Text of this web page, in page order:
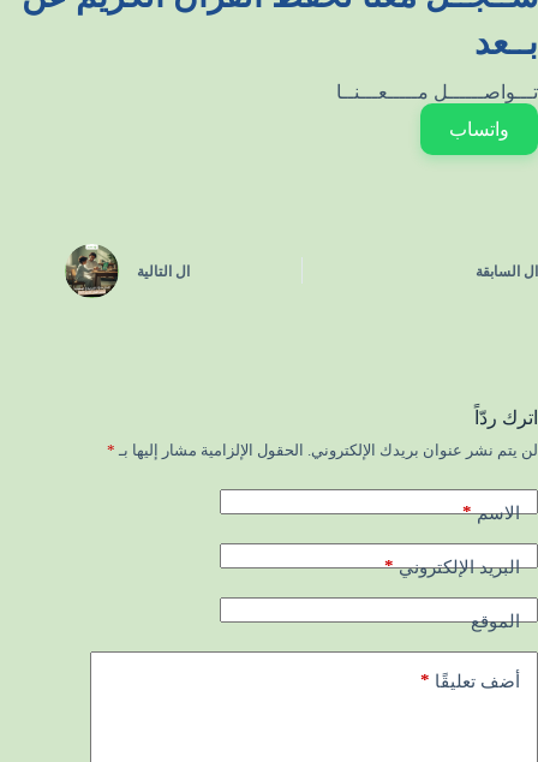
بــعد
تـــواصــــــل مـــــعـــنــا
واتساب
ال السابقة ال التالية
اترك ردّاً
لن يتم نشر عنوان بريدك الإلكتروني. الحقول الإلزامية مشار إليها بـ *
الاسم*
البريد الإلكتروني*
الموقع
أضف تعليقًا *